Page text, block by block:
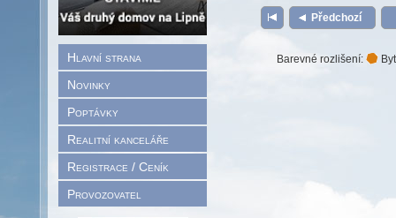
Hlavní strana
Novinky
Poptávky
Realitní kanceláře
Registrace / Ceník
Provozovatel
Předchozí
Barevné rozlišení: